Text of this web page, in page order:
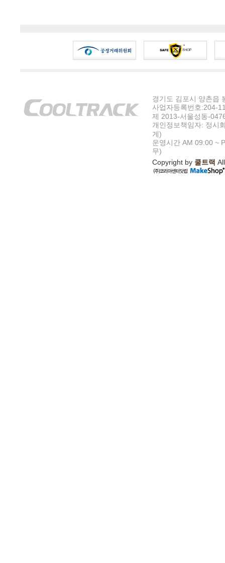
경기도 김포시 양촌읍
사업자등록번호:204-
제 2013-서울성동-
개인정보책임자: 정시
게)
운영시간 AM 09:00 ~
무)
Copyright by 쿨트랙